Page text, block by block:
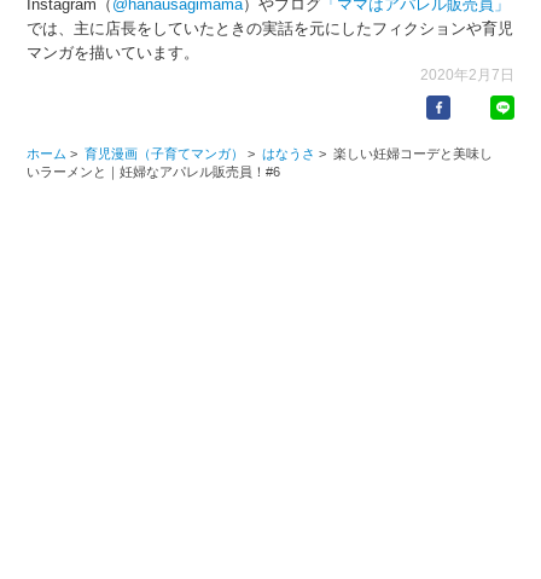
Instagram（ @hanausagimama）やブログ 「ママはアパレル販売員」
では、主に店長をしていたときの実話を元にしたフィクションや育児
マンガを描いています。
2020年2月7日
ホーム > 育児漫画（子育てマンガ） > はなうさ > 楽しい妊婦コーデと美味し
いラーメンと｜妊婦なアパレル販売員！#6